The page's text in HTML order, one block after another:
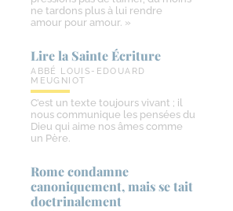
ne tardons plus à lui rendre
amour pour amour. »
Lire la Sainte Écriture
ABBÉ LOUIS-EDOUARD
MEUGNIOT
C’est un texte toujours vivant ; il
nous communique les pensées du
Dieu qui aime nos âmes comme
un Père.
Rome condamne
canoniquement, mais se tait
doctrinalement